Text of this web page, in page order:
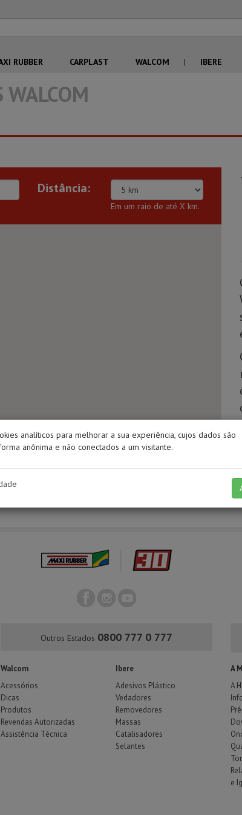
RUBBER CARPLAST WALCOM | IBERE
WALCOM
Distância:
Em um raio de até X km.
Outros Estados 0800 777 0 777
Walcom
Acessórios
Dicas
Produtos
Revendas Autorizadas
Assistência Técnica
Ibere
Adesivos Plástico
Vedadores
Removedores
Massas
Catalisadores
Selantes
A
A
e
analíticos para melhorar a sua experiência, cujos dados são
anônima e não conectados a um visitante.